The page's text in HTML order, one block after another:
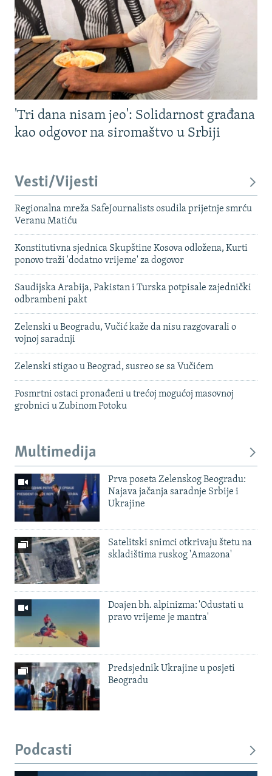
'Tri dana nisam jeo': Solidarnost građana
kao odgovor na siromaštvo u Srbiji
Vesti/Vijesti
Regionalna mreža SafeJournalists osudila prijetnje smrću
Veranu Matiću
Konstitutivna sjednica Skupštine Kosova odložena, Kurti
ponovo traži 'dodatno vrijeme' za dogovor
Saudijska Arabija, Pakistan i Turska potpisale zajednički
odbrambeni pakt
Zelenski u Beogradu, Vučić kaže da nisu razgovarali o
vojnoj saradnji
Zelenski stigao u Beograd, susreo se sa Vučićem
Posmrtni ostaci pronađeni u trećoj mogućoj masovnoj
grobnici u Zubinom Potoku
Multimedija
Prva poseta Zelenskog Beogradu:
Najava jačanja saradnje Srbije i
Ukrajine
Satelitski snimci otkrivaju štetu na
skladištima ruskog 'Amazona'
Doajen bh. alpinizma: 'Odustati u
pravo vrijeme je mantra'
Predsjednik Ukrajine u posjeti
Beogradu
Podcasti